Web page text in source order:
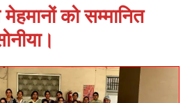
को सम्मानित